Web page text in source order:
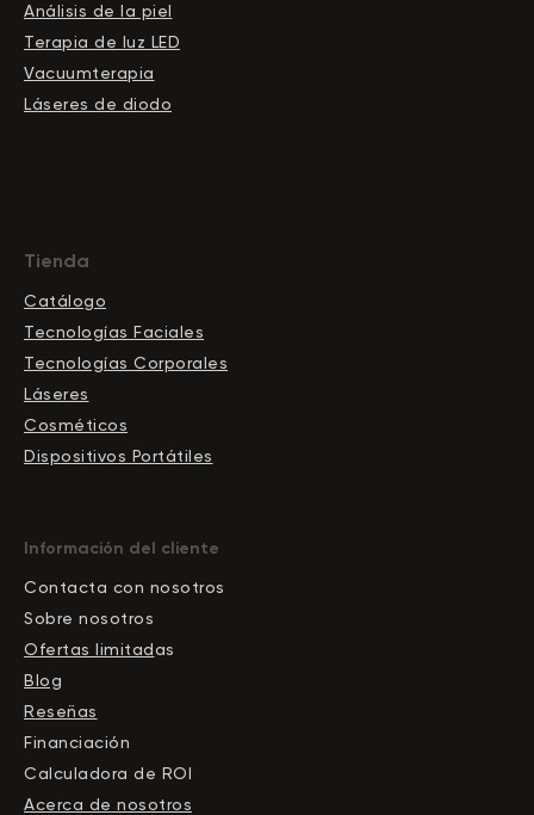
Análisis de la piel
Terapia de luz LED
Vacuumterapia
Láseres de diodo
Tienda
Catálogo
Tecnologías Faciales
Tecnologías Corporales
Láseres
Cosméticos
Dispositivos Portátiles
Información del cliente
Contacta con nosotros
Sobre nosotros
Ofertas limitadas
Blog
Reseñas
Financiación
Calculadora de ROI
Acerca de nosotros